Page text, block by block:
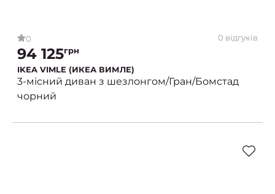
0 0 відгуків
94 125грн
IKEA VIMLE (ИКЕА ВИМЛЕ)
3-місний диван з шезлонгом/Гран/Бомстад
чорний